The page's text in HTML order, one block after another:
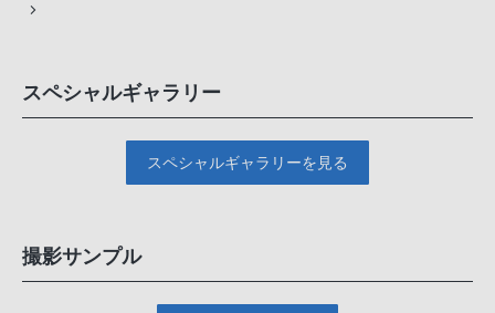
スペシャルギャラリー
スペシャルギャラリーを見る
撮影サンプル